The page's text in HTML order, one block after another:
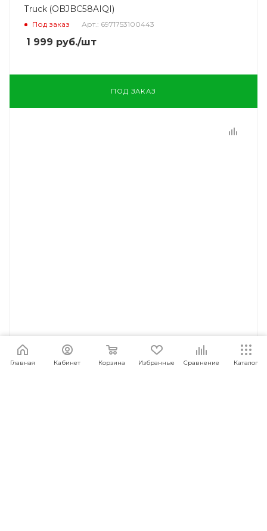
Truck (OBJBC58AIQI)
Под заказ Арт.: 6971753100443
1 999 руб./шт
ПОД ЗАКАЗ
Главная Кабинет Корзина Избранные Сравнение Каталог